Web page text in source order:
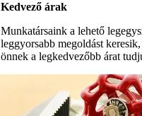
Kedvező árak
Munkatársaink a lehető
leggyorsabb megoldást
önnek a legkedvezőbb árat